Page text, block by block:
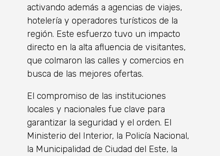
activando además a agencias de viajes,
hotelería y operadores turísticos de la
región. Este esfuerzo tuvo un impacto
directo en la alta afluencia de visitantes,
que colmaron las calles y comercios en
busca de las mejores ofertas.
El compromiso de las instituciones
locales y nacionales fue clave para
garantizar la seguridad y el orden. El
Ministerio del Interior, la Policía Nacional,
la Municipalidad de Ciudad del Este, la